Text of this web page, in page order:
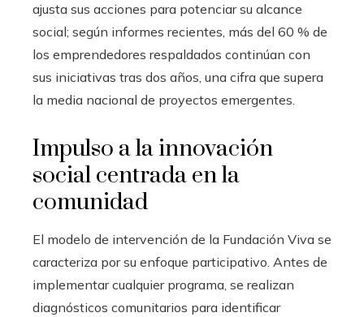
ajusta sus acciones para potenciar su alcance
social; según informes recientes, más del 60 % de
los emprendedores respaldados continúan con
sus iniciativas tras dos años, una cifra que supera
la media nacional de proyectos emergentes.
Impulso a la innovación
social centrada en la
comunidad
El modelo de intervención de la Fundación Viva se
caracteriza por su enfoque participativo. Antes de
implementar cualquier programa, se realizan
diagnósticos comunitarios para identificar